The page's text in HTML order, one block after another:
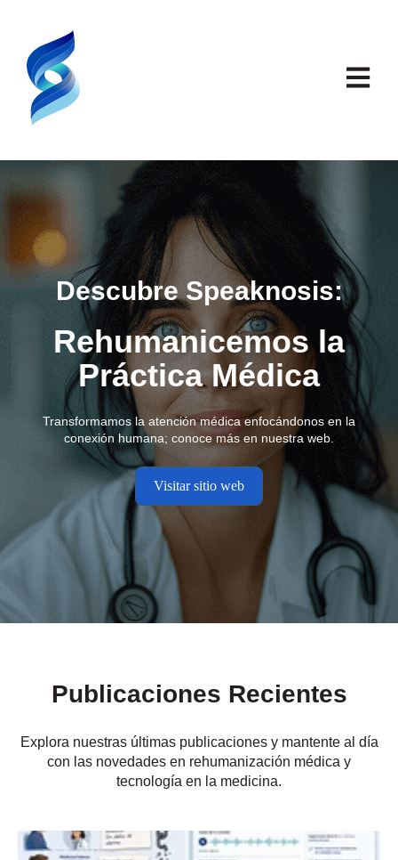
Abrir
Descubre Speaknosis:
Rehumanicemos la
Práctica Médica
Transformamos la atención médica enfocándonos en la
conexión humana; conoce más en nuestra web.
Visitar sitio web
Publicaciones Recientes
Explora nuestras últimas publicaciones y mantente al día
con las novedades en rehumanización médica y
tecnología en la medicina.